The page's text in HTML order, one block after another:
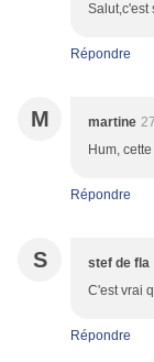
Salut,c'est
Répondre
M martine
Hum,
Répondre
S stef de fla
C'est vrai
Répondre